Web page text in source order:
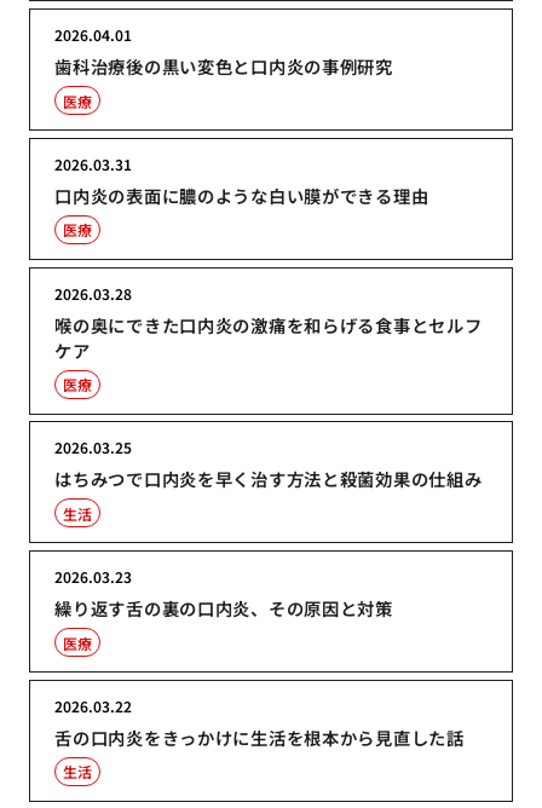
歯科治療後の黒い変色と口内炎の事例研究
2026.04.01
医療
口内炎の表面に膿のような白い膜ができる理由
2026.03.31
医療
喉の奥にできた口内炎の激痛を和らげる食事とセルフ
ケア
2026.03.28
医療
はちみつで口内炎を早く治す方法と殺菌効果の仕組み
2026.03.25
生活
繰り返す舌の裏の口内炎、その原因と対策
2026.03.23
医療
舌の口内炎をきっかけに生活を根本から見直した話
2026.03.22
生活